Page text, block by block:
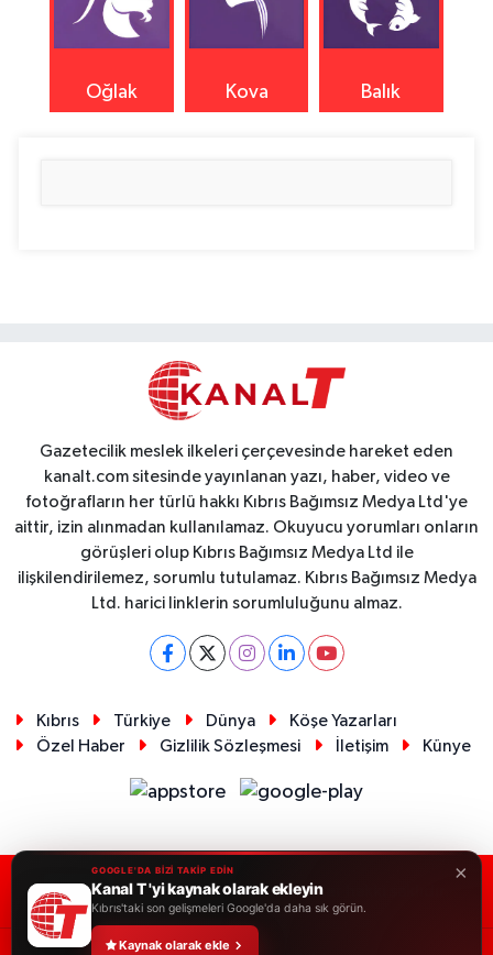
Oğlak Kova Balık
Gazetecilik meslek ilkeleri çerçevesinde hareket eden
kanalt.com sitesinde yayınlanan yazı, haber, video ve
fotoğrafların her türlü hakkı Kıbrıs Bağımsız Medya Ltd'ye
aittir, izin alınmadan kullanılamaz. Okuyucu yorumları onların
görüşleri olup Kıbrıs Bağımsız Medya Ltd ile
ilişkilendirilemez, sorumlu tutulamaz. Kıbrıs Bağımsız Medya
Ltd. harici linklerin sorumluluğunu almaz.
Kıbrıs Türkiye Dünya
Köşe Yazarları
Özel Haber
Gizlilik Sözleşmesi İletişim Künye
RSS Copyright © 2026. Her hakkı saklıdır.
×
GOOGLE'DA BİZİ TAKİP EDİN
Kanal T 'yi kaynak olarak ekleyin
Kıbrıs'taki son gelişmeleri Google'da daha sık görün.
Kaynak olarak ekle